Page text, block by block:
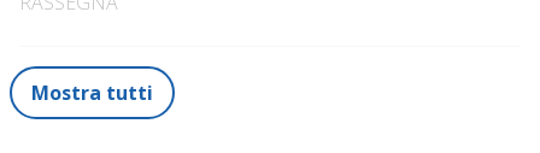
nella redazione web durante il periodo del Festival
Mostra tutti